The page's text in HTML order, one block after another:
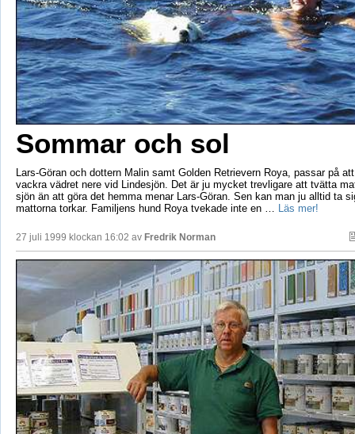
Sommar och sol
Lars-Göran och dottern Malin samt Golden Retrievern Roya, passar på
vackra vädret nere vid Lindesjön. Det är ju mycket trevligare att tvätta
sjön än att göra det hemma menar Lars-Göran. Sen kan man ju alltid ta
mattorna torkar. Familjens hund Roya tvekade inte en … Läs mer!
27 juli 1999 klockan 16:02 av Fredrik Norman